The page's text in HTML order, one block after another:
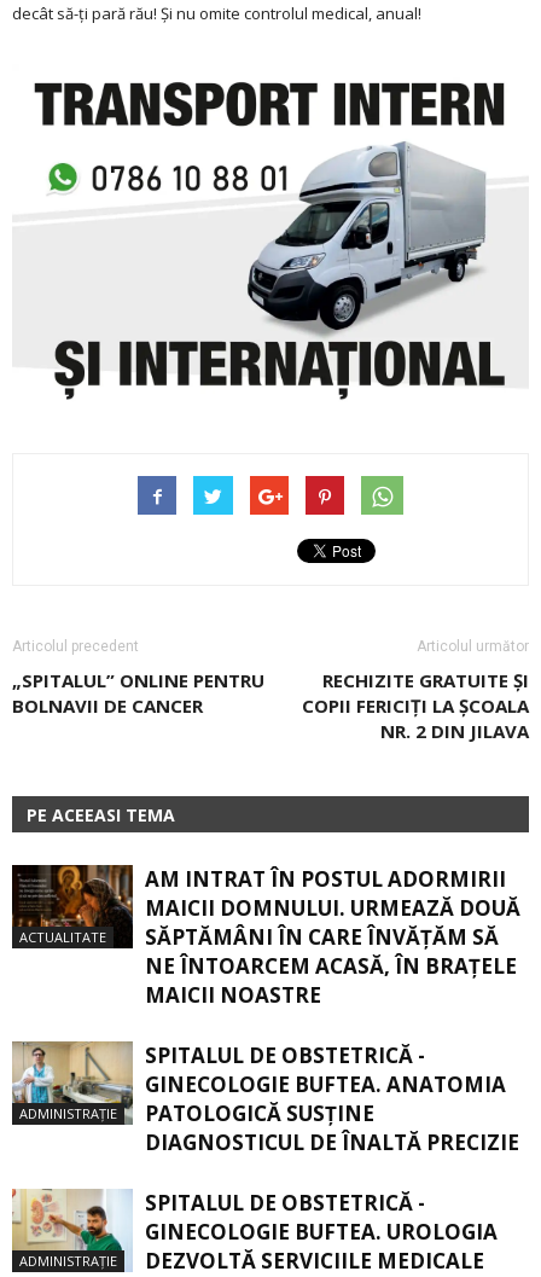
decât să-ţi pară rău! Și nu omite controlul medical, anual!
Articolul precedent
„SPITALUL” ONLINE PENTRU
BOLNAVII DE CANCER
Articolul următor
RECHIZITE GRATUITE ȘI
COPII FERICIȚI LA ȘCOALA
NR. 2 DIN JILAVA
PE ACEEASI TEMA
ACTUALITATE
AM INTRAT ÎN POSTUL ADORMIRII
MAICII DOMNULUI. URMEAZĂ DOUĂ
SĂPTĂMÂNI ÎN CARE ÎNVĂŢĂM SĂ
NE ÎNTOARCEM ACASĂ, ÎN BRAŢELE
MAICII NOASTRE
ADMINISTRAȚIE
SPITALUL DE OBSTETRICĂ -
GINECOLOGIE BUFTEA. ANATOMIA
PATOLOGICĂ SUSŢINE
DIAGNOSTICUL DE ÎNALTĂ PRECIZIE
ADMINISTRAȚIE
SPITALUL DE OBSTETRICĂ -
GINECOLOGIE BUFTEA. UROLOGIA
DEZVOLTĂ SERVICIILE MEDICALE